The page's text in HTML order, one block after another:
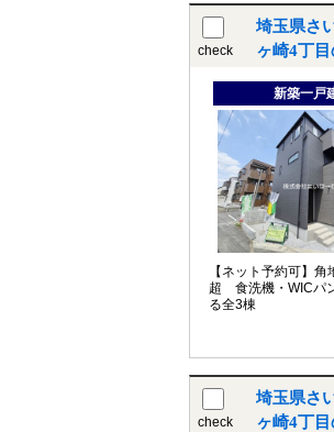
check
埼玉県さ
ヶ崎4丁
新築一戸
【ネット予約可】
超 食洗機・WICパ
る全3棟
check
埼玉県さ
ヶ崎4丁